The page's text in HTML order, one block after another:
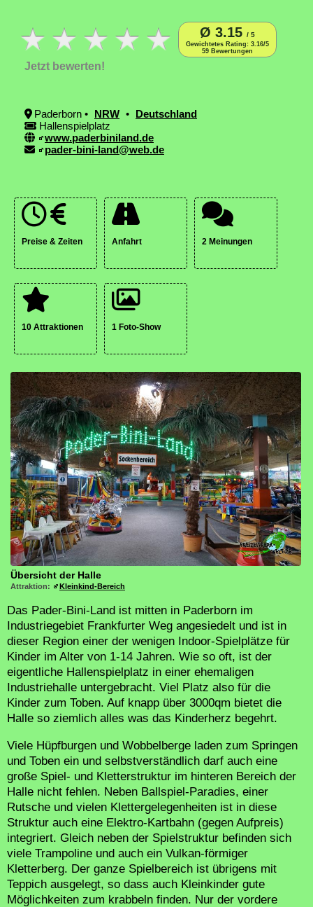
Ø 3.15 / 5
Gewichtetes Rating: 3.16/5
59 Bewertungen
Jetzt bewerten!
Paderborn • NRW • Deutschland
Hallenspielplatz
www.paderbiniland.de
pader-bini-land@web.de
Preise & Zeiten Anfahrt 2 Meinungen
10 Attraktionen 1 Foto-Show
Übersicht der Halle
Attraktion: Kleinkind-Bereich
Das Pader-Bini-Land ist mitten in Paderborn im
Industriegebiet Frankfurter Weg angesiedelt und ist in
dieser Region einer der wenigen Indoor-Spielplätze für
Kinder im Alter von 1-14 Jahren. Wie so oft, ist der
eigentliche Hallenspielplatz in einer ehemaligen
Industriehalle untergebracht. Viel Platz also für die
Kinder zum Toben. Auf knapp über 3000qm bietet die
Halle so ziemlich alles was das Kinderherz begehrt.
Viele Hüpfburgen und Wobbelberge laden zum Springen
und Toben ein und selbstverständlich darf auch eine
große Spiel- und Kletterstruktur im hinteren Bereich der
Halle nicht fehlen. Neben Ballspiel-Paradies, einer
Rutsche und vielen Klettergelegenheiten ist in diese
Struktur auch eine Elektro-Kartbahn (gegen Aufpreis)
integriert. Gleich neben der Spielstruktur befinden sich
viele Trampoline und auch ein Vulkan-förmiger
Kletterberg. Der ganze Spielbereich ist übrigens mit
Teppich ausgelegt, so dass auch Kleinkinder gute
Möglichkeiten zum krabbeln finden. Nur der vordere